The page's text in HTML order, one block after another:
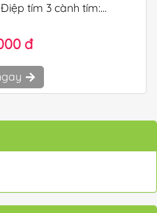
tím 3 cành tím:...
đ